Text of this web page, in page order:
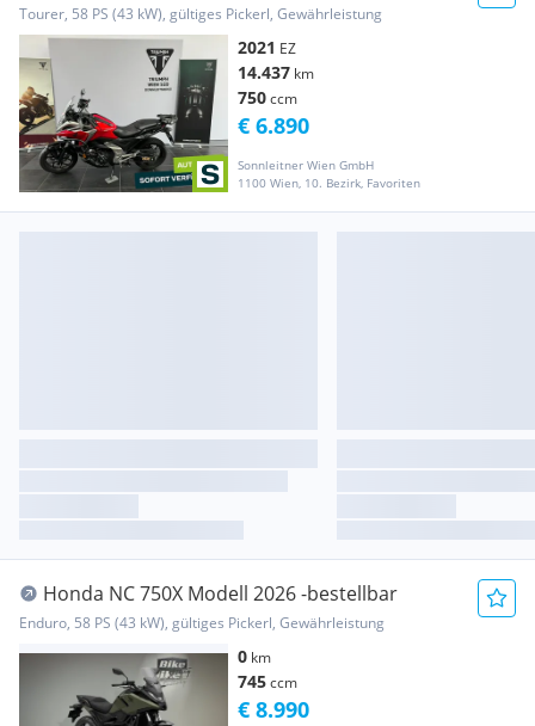
Tourer, 58 PS (43 kW), gültiges Pickerl, Gewährleistung
2021 EZ
14.437 km
750ccm
Sonnleitner Wien GmbH
1100 Wien, 10. Bezirk, Favoriten
€ 6.890
Honda NC 750X Modell 2026 -bestellbar
Enduro, 58 PS (43 kW), gültiges Pickerl, Gewährleistung
0 km
745ccm
€ 8.990